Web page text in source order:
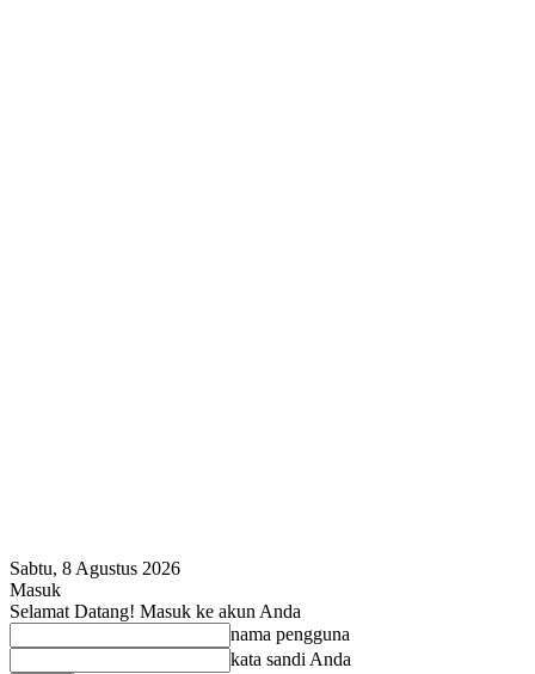
Sabtu, 8 Agustus 2026
Masuk
Selamat Datang! Masuk ke akun Anda
nama pengguna
kata sandi Anda